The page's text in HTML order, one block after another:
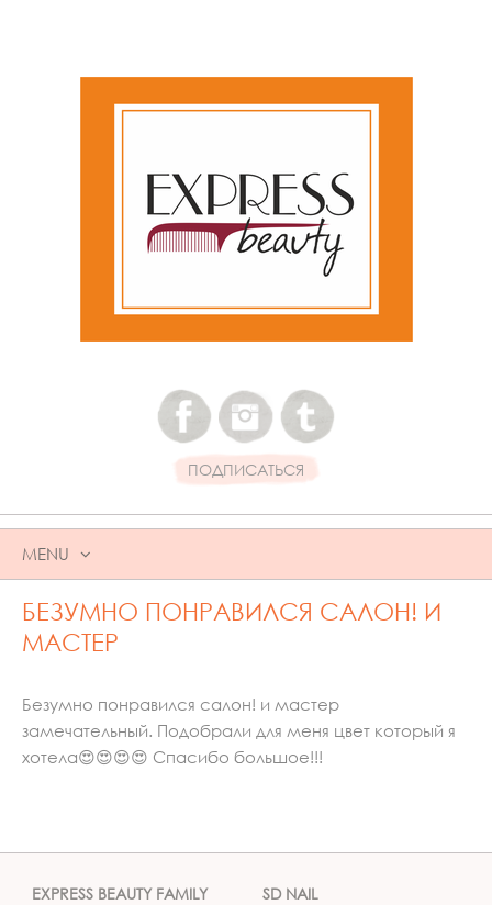
ПОДПИСАТЬСЯ
MENU
SKIP
TO
CONTENT
БЕЗУМНО ПОНРАВИЛСЯ САЛОН! И
МАСТЕР
Безумно понравился салон! и мастер
замечательный. Подобрали для меня цвет который я
хотела😍😍😍😍 Спасибо большое!!!
EXPRESS BEAUTY FAMILY SD NAIL